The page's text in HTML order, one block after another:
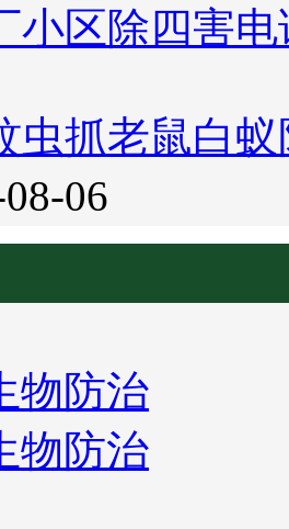
小区除四害
虫抓老鼠白
06
物防治
物防治